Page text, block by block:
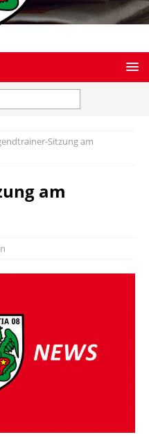
Sitzung am
am